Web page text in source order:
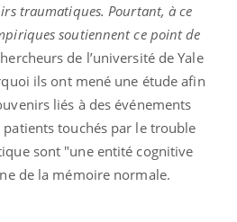
traumatiques. Pourtant, à ce
soutiennent ce point de
de l’université de Yale
ils ont mené une étude afin
liés à des événements
touchés par le trouble
sont "une entité cognitive
de la mémoire normale.